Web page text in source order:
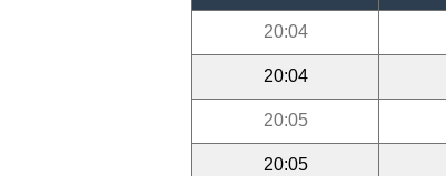
20:04
20:04
20:05
20:05